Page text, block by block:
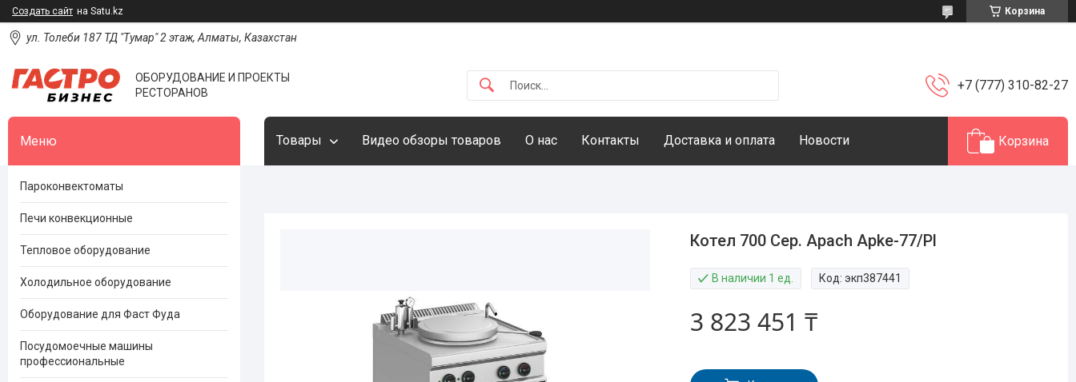
Создать сайт на Satu.kz Корзина
ул. Толеби 187 ТД "Тумар" 2 этаж, Алматы, Казахстан
ОБОРУДОВАНИЕ И ПРОЕКТЫ
РЕСТОРАНОВ
+7 (777) 310-82-27
Товары Видео обзоры товаров О нас Контакты Доставка и оплата Новости Корзина
Котел 700 Сер. Apach Apke-77/Pl
В наличии 1 ед. Код:экп387441
3 823 451 ₸
Пароконвектоматы
Печи конвекционные
Тепловое оборудование
Холодильное оборудование
Оборудование для Фаст Фуда
Посудомоечные машины
профессиональные